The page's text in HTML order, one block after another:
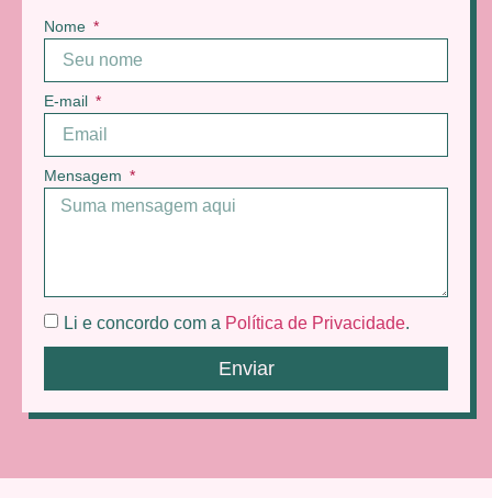
Nome
E-mail
Mensagem
Li e concordo com a Política de Privacidade.
Enviar